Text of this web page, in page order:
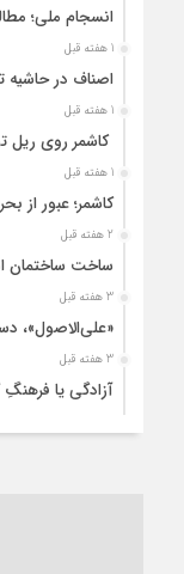
انسجام ملی؛
1 هفته قبل
اصناف در حاشیه
1 هفته قبل
کاشمر روی ریل
1 هفته قبل
کاشمر؛ عبور از
2 هفته قبل
ساخت ساختمان
3 هفته قبل
«علی‌الاصول»،
3 هفته قبل
آزادگی یا فرهنگِ